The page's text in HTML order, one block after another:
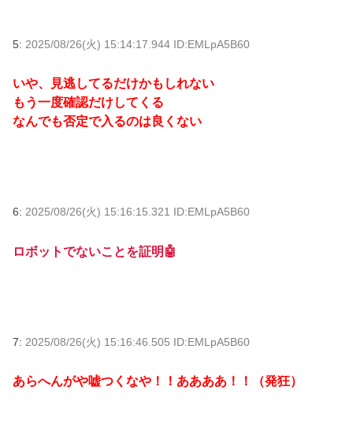
5: 2025/08/26(火) 15:14:17.944 ID:EMLpA5B60
いや、見逃してるだけかもしれない
もう一度確認だけしてくる
なんでも否定で入るのは良くない
6: 2025/08/26(火) 15:16:15.321 ID:EMLpA5B60
ロボットでないことを証明🤖
7: 2025/08/26(火) 15:16:46.505 ID:EMLpA5B60
あらへんがや嘘つくなや！！ああああ！！（発狂）